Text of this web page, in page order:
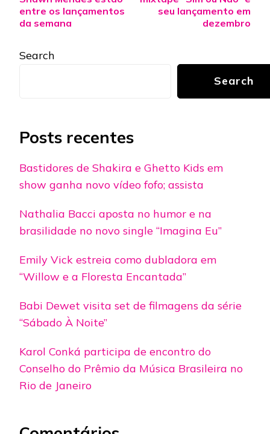
entre os lançamentos
da semana
seu lançamento em
dezembro
Search
Search
Posts recentes
Bastidores de Shakira e Ghetto Kids em
show ganha novo vídeo fofo; assista
Nathalia Bacci aposta no humor e na
brasilidade no novo single “Imagina Eu”
Emily Vick estreia como dubladora em
“Willow e a Floresta Encantada”
Babi Dewet visita set de filmagens da série
“Sábado À Noite”
Karol Conká participa de encontro do
Conselho do Prêmio da Música Brasileira no
Rio de Janeiro